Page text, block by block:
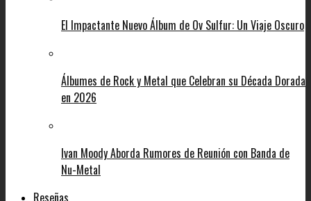
El Impactante Nuevo Álbum de Ov Sulfur: Un Viaje Oscuro
Álbumes de Rock y Metal que Celebran su Década Dorada
en 2026
Ivan Moody Aborda Rumores de Reunión con Banda de
Nu-Metal
Reseñas